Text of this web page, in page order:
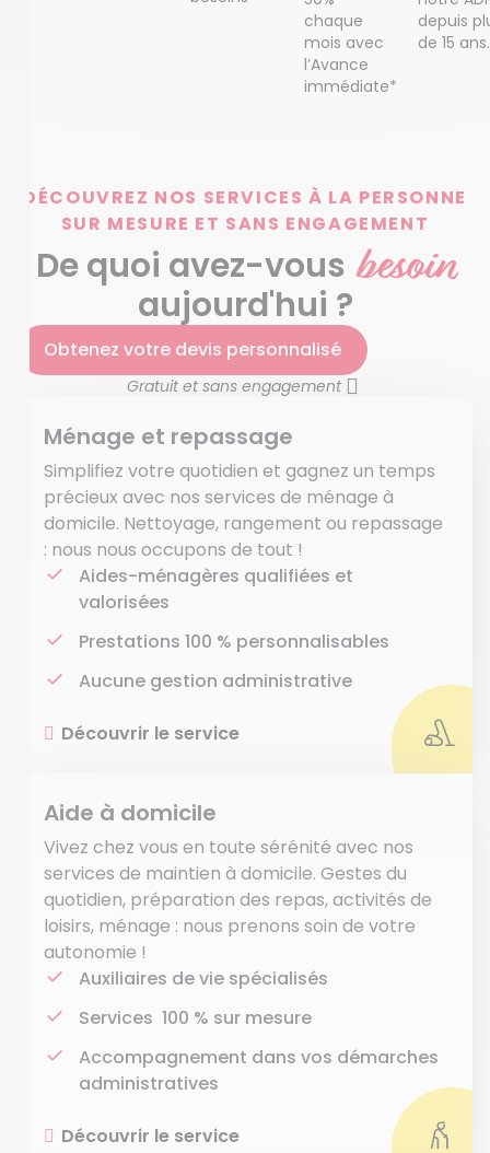
chaque
mois avec
l’Avance
immédiate*
depuis
de 15 ans.
DÉCOUVREZ NOS SERVICES À LA PERSONNE
SUR MESURE ET SANS ENGAGEMENT
De quoi avez-vous besoin
aujourd'hui ?
Obtenez votre devis personnalisé
Gratuit et sans engagement
Ménage et repassage
Simplifiez votre quotidien et gagnez un temps
précieux avec nos services de ménage à
domicile. Nettoyage, rangement ou repassage
: nous nous occupons de tout !
Aides-ménagères qualifiées et
valorisées
Prestations 100 % personnalisables
Aucune gestion administrative
Découvrir le service
Aide à domicile
Vivez chez vous en toute sérénité avec nos
services de maintien à domicile. Gestes du
quotidien, préparation des repas, activités de
loisirs, ménage : nous prenons soin de votre
autonomie !
Auxiliaires de vie spécialisés
Services 100 % sur mesure
Accompagnement dans vos démarches
administratives
Découvrir le service